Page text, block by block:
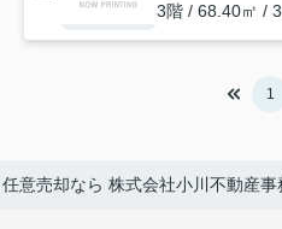
3階 / 68.40㎡ /
1
意売却なら 株式会社小川不動産事